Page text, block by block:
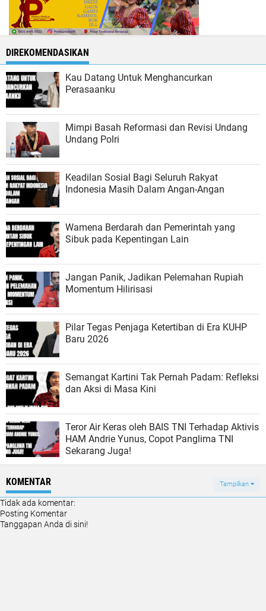
DIREKOMENDASIKAN
Kau Datang Untuk Menghancurkan
Perasaanku
Mimpi Basah Reformasi dan Revisi Undang
Undang Polri
Keadilan Sosial Bagi Seluruh Rakyat
Indonesia Masih Dalam Angan-Angan
Wamena Berdarah dan Pemerintah yang
Sibuk pada Kepentingan Lain
​Jangan Panik, Jadikan Pelemahan Rupiah
Momentum Hilirisasi
Pilar Tegas Penjaga Ketertiban di Era KUHP
Baru 2026
‎Semangat Kartini Tak Pernah Padam: Refleksi
dan Aksi di Masa Kini
Teror Air Keras oleh BAIS TNI Terhadap Aktivis
HAM Andrie Yunus, Copot Panglima TNI
Sekarang Juga!
KOMENTAR Tampilkan
Tidak ada komentar:
Posting Komentar
Tanggapan Anda di sini!